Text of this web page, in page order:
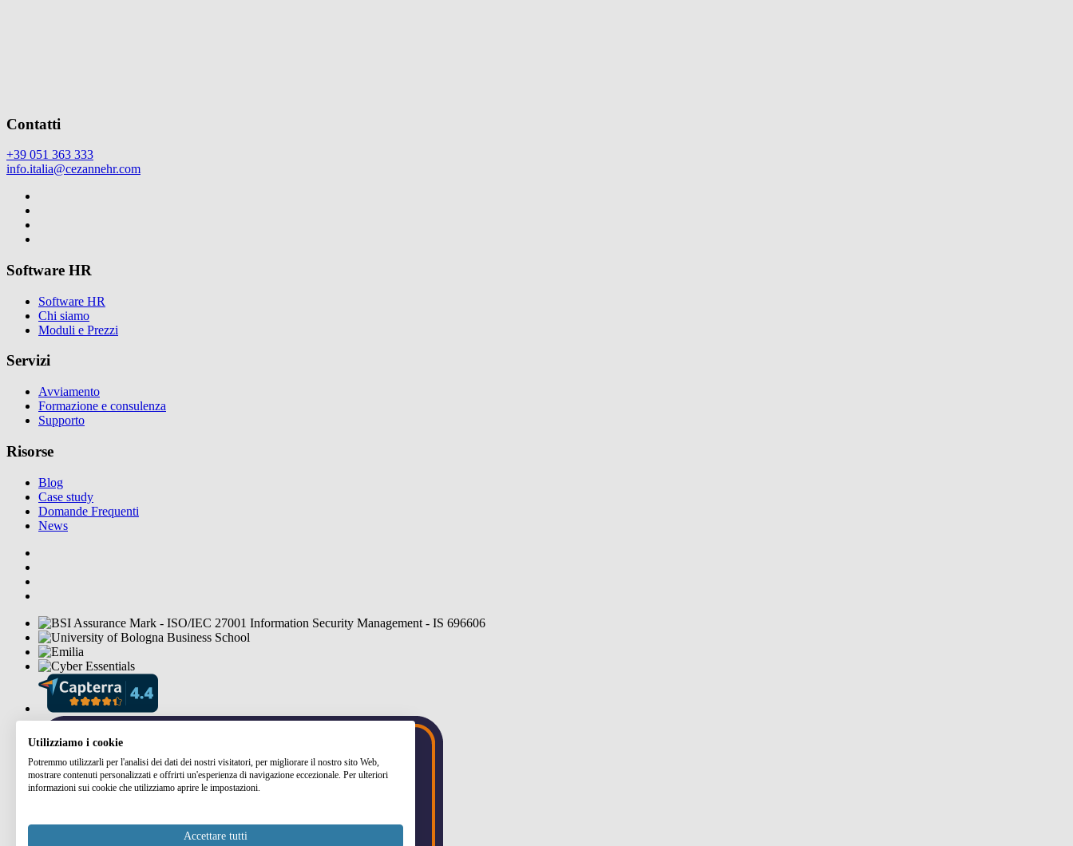
Contatti
+39 051 363 333
info.italia@cezannehr.com
Software HR
Software HR
Chi siamo
Moduli e Prezzi
Servizi
Avviamento
Formazione e consulenza
Supporto
Risorse
Blog
Case study
Domande Frequenti
News
Utilizziamo i cookie
Potremmo utilizzarli per l'analisi dei dati dei nostri visitatori, per migliorare il nostro sito Web,
mostrare contenuti personalizzati e offrirti un'esperienza di navigazione eccezionale. Per ulteriori
informazioni sui cookie che utilizziamo aprire le impostazioni.
Accettare tutti